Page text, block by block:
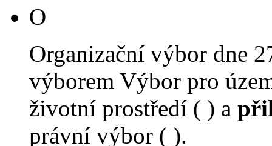
O
Organizační výbor dne
výborem Výbor pro
životní prostředí ( ) a
právní výbor ( ).